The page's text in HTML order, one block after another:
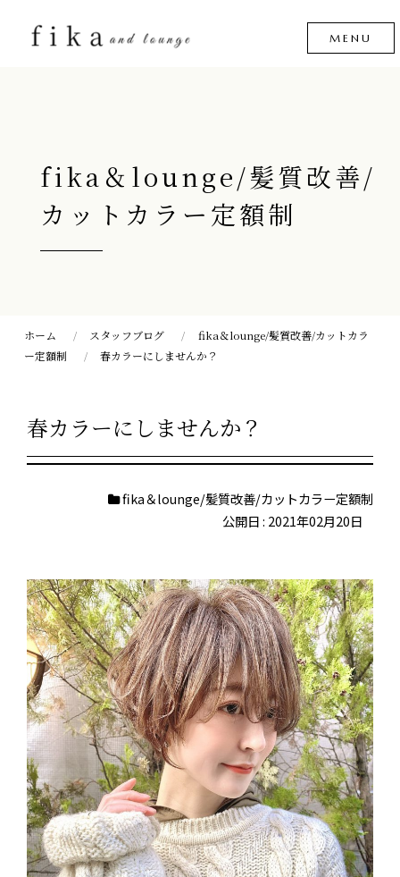
fika＆lounge/髪質改善/
カットカラー定額制
ホーム スタッフブログ
fika＆lounge/髪質改善/カットカラ
ー定額制
春カラーにしませんか？
春カラーにしませんか？
fika＆lounge/髪質改善/カットカラー定額制
公開日 : 2021年02月20日